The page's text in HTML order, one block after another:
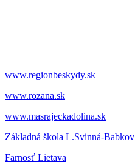
www.regionbeskydy.sk
www.rozana.sk
www.masrajeckadolina.sk
Základná škola L.Svinná-Babkov
Farnosť Lietava